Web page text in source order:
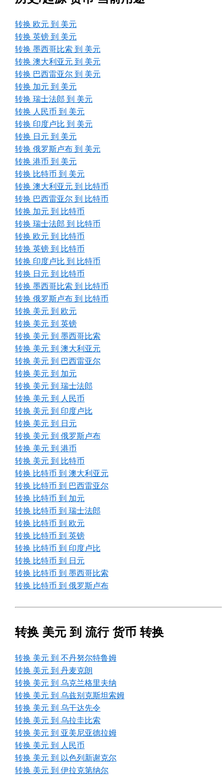
转换 欧元 到 美元
转换 英镑 到 美元
转换 墨西哥比索 到 美元
转换 澳大利亚元 到 美元
转换 巴西雷亚尔 到 美元
转换 加元 到 美元
转换 瑞士法郎 到 美元
转换 人民币 到 美元
转换 印度卢比 到 美元
转换 日元 到 美元
转换 俄罗斯卢布 到 美元
转换 港币 到 美元
转换 比特币 到 美元
转换 澳大利亚元 到 比特币
转换 巴西雷亚尔 到 比特币
转换 加元 到 比特币
转换 瑞士法郎 到 比特币
转换 欧元 到 比特币
转换 英镑 到 比特币
转换 印度卢比 到 比特币
转换 日元 到 比特币
转换 墨西哥比索 到 比特币
转换 俄罗斯卢布 到 比特币
转换 美元 到 欧元
转换 美元 到 英镑
转换 美元 到 墨西哥比索
转换 美元 到 澳大利亚元
转换 美元 到 巴西雷亚尔
转换 美元 到 加元
转换 美元 到 瑞士法郎
转换 美元 到 人民币
转换 美元 到 印度卢比
转换 美元 到 日元
转换 美元 到 俄罗斯卢布
转换 美元 到 港币
转换 美元 到 比特币
转换 比特币 到 澳大利亚元
转换 比特币 到 巴西雷亚尔
转换 比特币 到 加元
转换 比特币 到 瑞士法郎
转换 比特币 到 欧元
转换 比特币 到 英镑
转换 比特币 到 印度卢比
转换 比特币 到 日元
转换 比特币 到 墨西哥比索
转换 比特币 到 俄罗斯卢布
转换 美元 到 流行 货币 转换
转换 美元 到 不丹努尔特鲁姆
转换 美元 到 丹麦克朗
转换 美元 到 乌克兰格里夫纳
转换 美元 到 乌兹别克斯坦索姆
转换 美元 到 乌干达先令
转换 美元 到 乌拉圭比索
转换 美元 到 亚美尼亚德拉姆
转换 美元 到 人民币
转换 美元 到 以色列新谢克尔
转换 美元 到 伊拉克第纳尔